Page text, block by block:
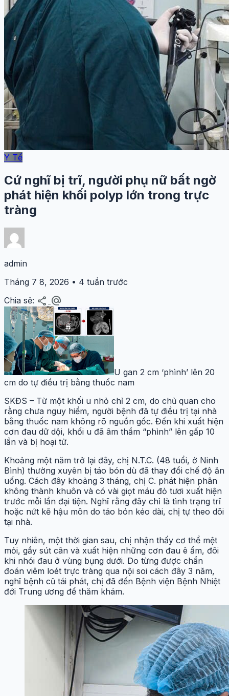
Y Tế
Cứ nghĩ bị trĩ, người phụ nữ bất ngờ
phát hiện khối polyp lớn trong trực
tràng
admin
Tháng 7 8, 2026 • 4 tuần trước
Chia sẻ: share alternate_email
U gan 2 cm ‘phình’ lên 20
cm do tự điều trị bằng thuốc nam
SKĐS – Từ một khối u nhỏ chỉ 2 cm, do chủ quan cho
rằng chưa nguy hiểm, người bệnh đã tự điều trị tại nhà
bằng thuốc nam không rõ nguồn gốc. Đến khi xuất hiện
cơn đau dữ dội, khối u đã âm thầm “phình” lên gấp 10
lần và bị hoại tử.
Khoảng một năm trở lại đây, chị N.T.C. (48 tuổi, ở Ninh
Bình) thường xuyên bị táo bón dù đã thay đổi chế độ ăn
uống. Cách đây khoảng 3 tháng, chị C. phát hiện phân
không thành khuôn và có vài giọt máu đỏ tươi xuất hiện
trước mỗi lần đại tiện. Nghĩ rằng đây chỉ là tình trạng trĩ
hoặc nứt kẽ hậu môn do táo bón kéo dài, chị tự theo dõi
tại nhà.
Tuy nhiên, một thời gian sau, chị nhận thấy cơ thể mệt
mỏi, gầy sút cân và xuất hiện những cơn đau ê ẩm, đôi
khi nhói đau ở vùng bụng dưới. Do từng được chẩn
đoán viêm loét trực tràng qua nội soi cách đây 3 năm,
nghĩ bệnh cũ tái phát, chị đã đến Bệnh viện Bệnh Nhiệt
đới Trung ương để thăm khám.